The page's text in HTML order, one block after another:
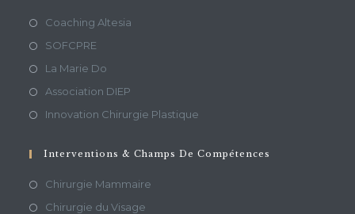
Coaching Altesia
SOFCPRE
La Marie Do
Association DIEP
Innovation Chirurgie Plastique
Interventions & Champs De Compétences
Chirurgie Mammaire
Chirurgie du Visage